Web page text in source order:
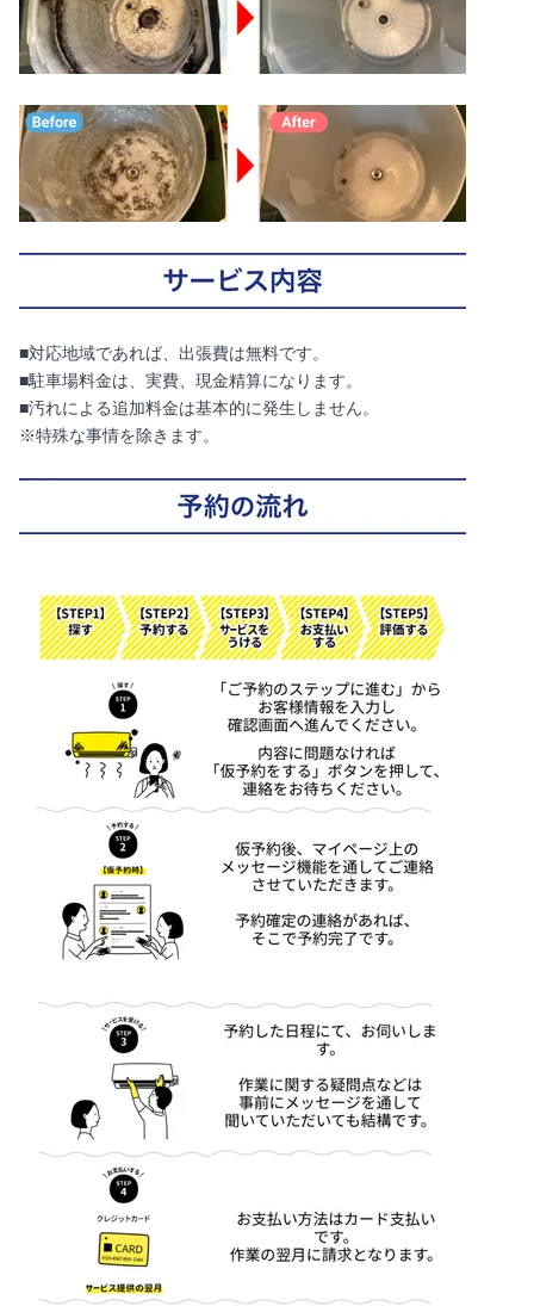
■対応地域であれば、出張費は無料です。
■駐車場料金は、実費、現金精算になります。
■汚れによる追加料金は基本的に発生しません。
※特殊な事情を除きます。